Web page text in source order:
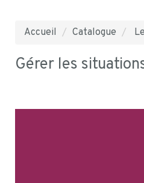
Accueil Catalogue
Gérer les